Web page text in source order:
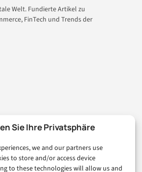
Sie Ihre Privatsphäre
we and our partners use
to store and/or access device
to these technologies will allow us and
Welt. Fundierte Artikel zu
FinTech und Trends der